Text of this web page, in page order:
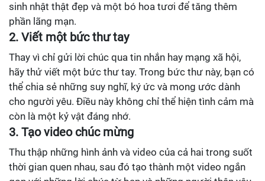
sinh nhật thật đẹp và một bó hoa tươi để tăng thêm
phần lãng mạn.
2. Viết một bức thư tay
Thay vì chỉ gửi lời chúc qua tin nhắn hay mạng xã hội,
hãy thử viết một bức thư tay. Trong bức thư này, bạn có
thể chia sẻ những suy nghĩ, ký ức và mong ước dành
cho người yêu. Điều này không chỉ thể hiện tình cảm mà
còn là một kỷ vật đáng nhớ.
3. Tạo video chúc mừng
Thu thập những hình ảnh và video của cả hai trong suốt
thời gian quen nhau, sau đó tạo thành một video ngắn